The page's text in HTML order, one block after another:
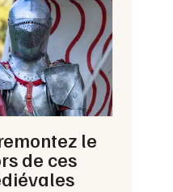
le
de ces